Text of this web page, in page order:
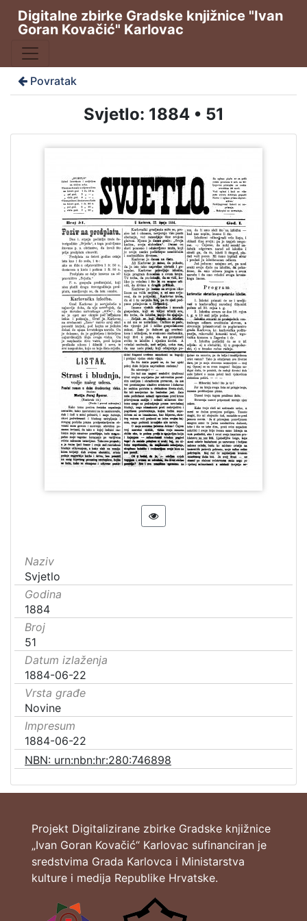
Digitalne zbirke Gradske knjižnice "Ivan
Goran Kovačić" Karlovac
Povratak
Svjetlo: 1884 • 51
Naziv
Svjetlo
Godina
1884
Broj
51
Datum izlaženja
1884-06-22
Vrsta građe
Novine
Impresum
1884-06-22
NBN: urn:nbn:hr:280:746898
Projekt Digitalizirane zbirke Gradske knjižnice
„Ivan Goran Kovačić“ Karlovac sufinanciran je
sredstvima Grada Karlovca i Ministarstva
kulture i medija Republike Hrvatske.